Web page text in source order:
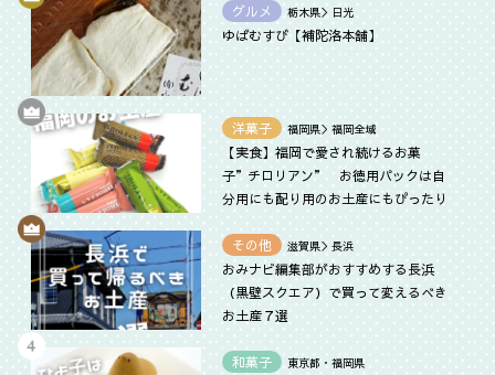
グルメ 栃木県＞日光
ゆばむすび【補陀洛本舗】
洋菓子 福岡県＞福岡全域
【実食】福岡で愛され続けるお菓
子”チロリアン” お徳用パックは自
分用にも配り用のお土産にもぴったり
その他 滋賀県＞長浜
おみナビ編集部がおすすめする長浜
（黒壁スクエア）で買って変えるべき
お土産７選
和菓子 東京都・福岡県